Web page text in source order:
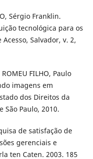
Sérgio Franklin.
tecnológica para os
Salvador, v. 2,
FILHO, Paulo
imagens em
dos Direitos da
São Paulo, 2010.
de satisfação de
gerenciais e
ten Caten. 2003. 185